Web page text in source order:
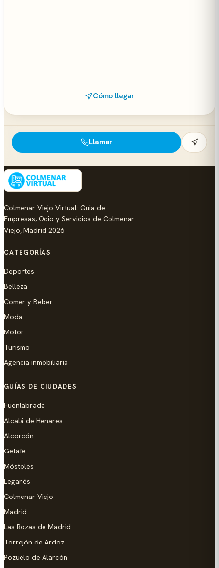
Cómo llegar
Llamar
Colmenar Viejo Virtual: Guia de
Empresas, Ocio y Servicios de Colmenar
Viejo, Madrid 2026
CATEGORÍAS
Deportes
Belleza
Comer y Beber
Moda
Motor
Turismo
Agencia inmobiliaria
GUÍAS DE CIUDADES
Fuenlabrada
Alcalá de Henares
Alcorcón
Getafe
Móstoles
Leganés
Colmenar Viejo
Madrid
Las Rozas de Madrid
Torrejón de Ardoz
Pozuelo de Alarcón